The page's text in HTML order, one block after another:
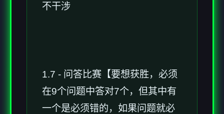
不干涉
1.7 - 问答比赛【要想获胜，必须
在9个问题中答对7个，但其中有
一个是必须错的，如果问题就必